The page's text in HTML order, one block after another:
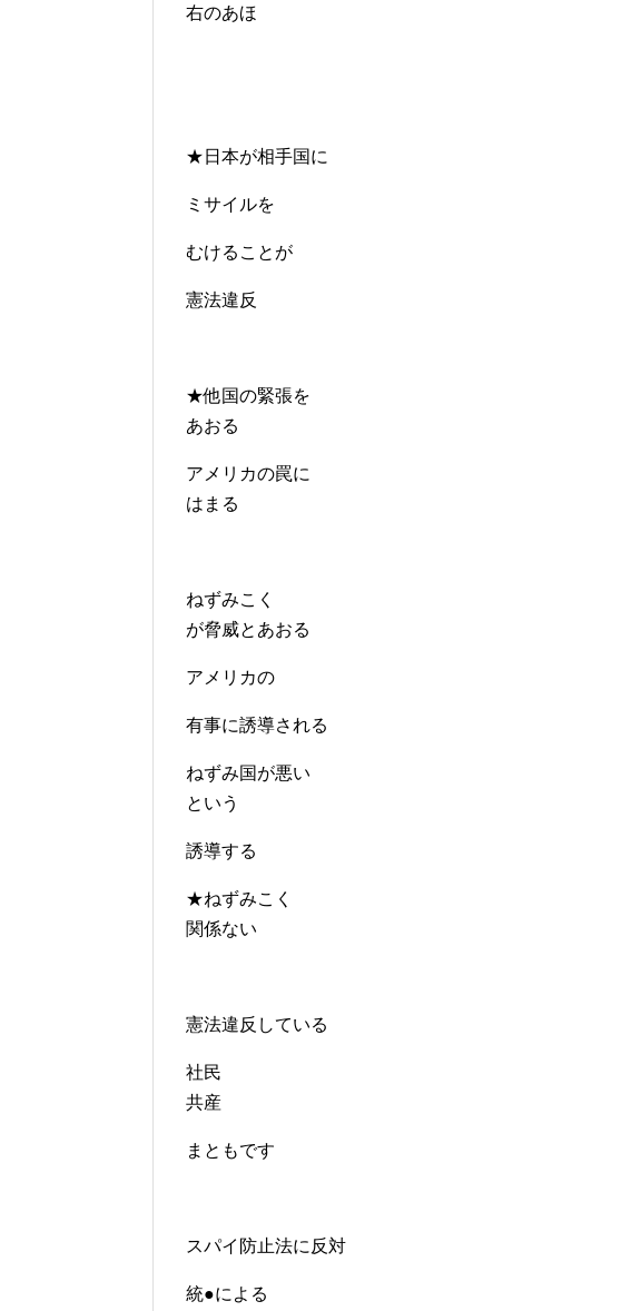
右のあほ
★日本が相手国に
ミサイルを
むけることが
憲法違反
★他国の緊張を
あおる
アメリカの罠に
はまる
ねずみこく
が脅威とあおる
アメリカの
有事に誘導される
ねずみ国が悪い
という
誘導する
★ねずみこく
関係ない
憲法違反している
社民
共産
まともです
スパイ防止法に反対
統●による